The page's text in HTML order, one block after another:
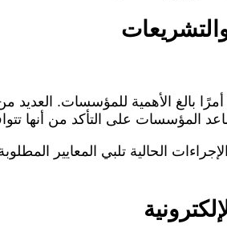
المؤسسات على التأكد من أنها
الحالية تلبي المعايير